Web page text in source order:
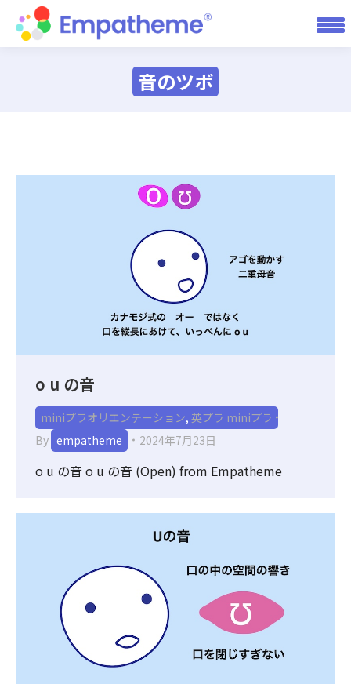
音のツボ
o u の音
miniプラオリエンテーション, 英プラ miniプラ
By empatheme 2024年7月23日
o u の音 o u の音 (Open) from Empatheme